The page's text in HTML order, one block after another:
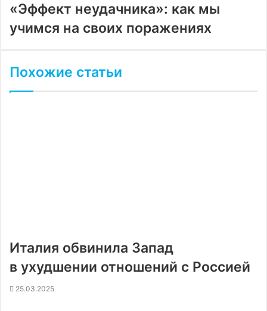
«Эффект неудачника»: как мы
учимся на своих поражениях
Похожие статьи
Италия обвинила Запад
в ухудшении отношений с Россией
25.03.2025